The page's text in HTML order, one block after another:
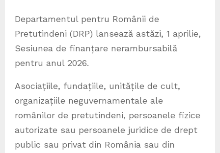
Departamentul pentru Românii de
Pretutindeni (DRP) lansează astăzi, 1 aprilie,
Sesiunea de finanțare nerambursabilă
pentru anul 2026.
Asociațiile, fundațiile, unitățile de cult,
organizațiile neguvernamentale ale
românilor de pretutindeni, persoanele fizice
autorizate sau persoanele juridice de drept
public sau privat din România sau din